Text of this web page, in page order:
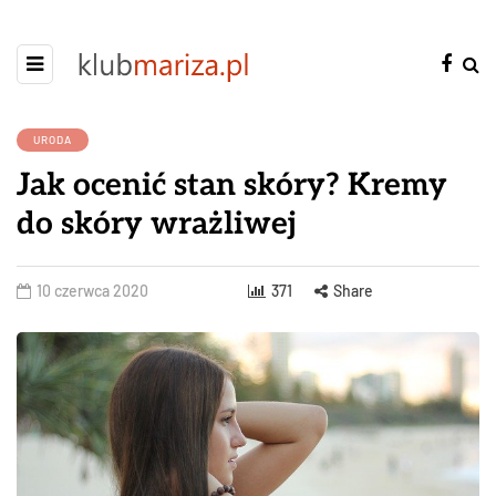
URODA
Jak ocenić stan skóry? Kremy
do skóry wrażliwej
10 czerwca 2020 371 Share